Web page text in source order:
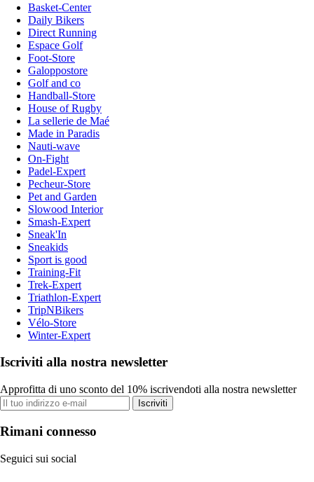
Basket-Center
Daily Bikers
Direct Running
Espace Golf
Foot-Store
Galoppostore
Golf and co
Handball-Store
House of Rugby
La sellerie de Maé
Made in Paradis
Nauti-wave
On-Fight
Padel-Expert
Pecheur-Store
Pet and Garden
Slowood Interior
Smash-Expert
Sneak'In
Sneakids
Sport is good
Training-Fit
Trek-Expert
Triathlon-Expert
TripNBikers
Vélo-Store
Winter-Expert
Iscriviti alla nostra newsletter
Approfitta di uno sconto del 10% iscrivendoti alla nostra newsletter
Iscriviti
Rimani connesso
Seguici sui social